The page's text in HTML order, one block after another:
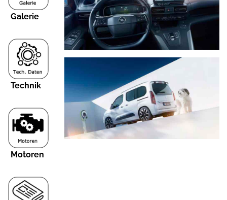
Galerie
Technik
Motoren